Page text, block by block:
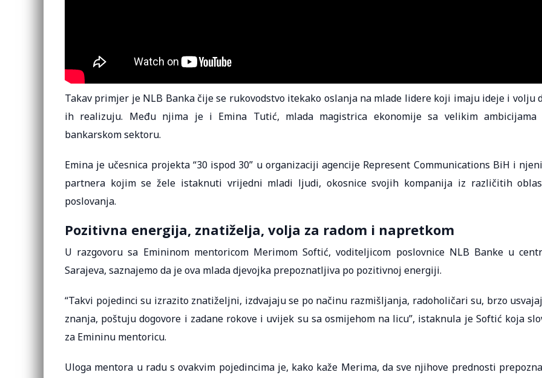
Takav primjer je NLB Banka čije se rukovodstvo itekako oslanja na mlade lidere koji imaju ideje i volju
ih realizuju. Među njima je i Emina Tutić, mlada magistrica ekonomije sa velikim ambicijama
bankarskom sektoru.
Emina je učesnica projekta “30 ispod 30” u organizaciji agencije Represent Communications BiH i
partnera kojim se žele istaknuti vrijedni mladi ljudi, okosnice svojih kompanija iz različitih
poslovanja.
Pozitivna energija, znatiželja, volja za radom i napretkom
U razgovoru sa Emininom mentoricom Merimom Softić, voditeljicom poslovnice NLB Banke u
Sarajeva, saznajemo da je ova mlada djevojka prepoznatljiva po pozitivnoj energiji.
“Takvi pojedinci su izrazito znatiželjni, izdvajaju se po načinu razmišljanja, radoholičari su, brzo
znanja, poštuju dogovore i zadane rokove i uvijek su sa osmijehom na licu”, istaknula je Softić koja
za Emininu mentoricu.
Uloga mentora u radu s ovakvim pojedincima je, kako kaže Merima, da sve njihove prednosti